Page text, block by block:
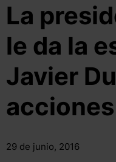
La
le da la
Javier
29 de junio, 2016